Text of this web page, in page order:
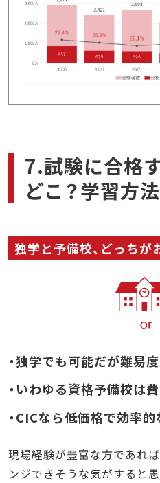
7.試験に合格
どこ？学習方
独学と予備校、どっちが
・独学でも可能だが難易
・いわゆる資格予備校は
・CICなら低価格で効率
現場経験が豊富な方であれ
ンジできそうな気がすると思